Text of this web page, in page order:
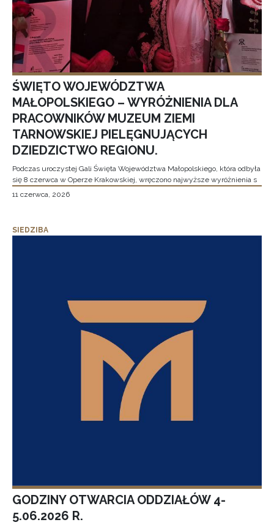
ŚWIĘTO WOJEWÓDZTWA
MAŁOPOLSKIEGO – WYRÓŻNIENIA DLA
PRACOWNIKÓW MUZEUM ZIEMI
TARNOWSKIEJ PIELĘGNUJĄCYCH
DZIEDZICTWO REGIONU.
Podczas uroczystej Gali Święta Województwa Małopolskiego, która odbyła
się 8 czerwca w Operze Krakowskiej, wręczono najwyższe wyróżnienia s
11 czerwca, 2026
SIEDZIBA
GODZINY OTWARCIA ODDZIAŁÓW 4-
5.06.2026 R.